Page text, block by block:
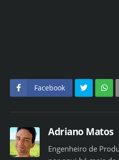
Facebook
Adriano Matos
Engenheiro de